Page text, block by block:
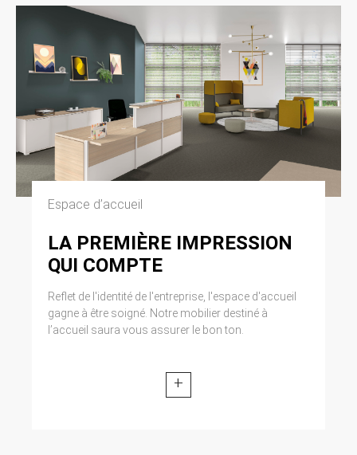
Espace d’accueil
LA PREMIÈRE IMPRESSION
QUI COMPTE
Reflet de l'identité de l'entreprise, l'espace d'accueil
gagne à être soigné. Notre mobilier destiné à
l’accueil saura vous assurer le bon ton.
+